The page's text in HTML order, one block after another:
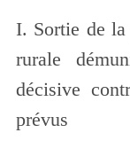
I. Sortie de
rurale
décisive
prévus